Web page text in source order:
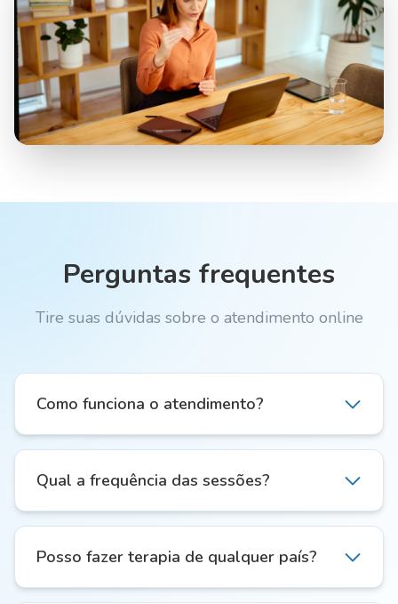
Perguntas frequentes
Tire suas dúvidas sobre o atendimento online
Como funciona o atendimento?
Qual a frequência das sessões?
Posso fazer terapia de qualquer país?